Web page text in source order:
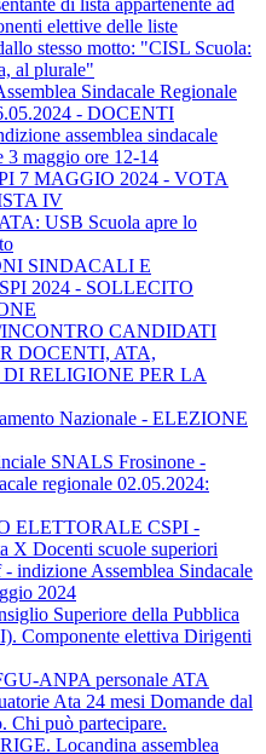
di lista appartenente ad
elettive delle liste
stesso motto: "CISL Scuola:
al plurale"
Sindacale Regionale
- DOCENTI
assemblea sindacale
3 maggio ore 12-14
7 MAGGIO 2024 - VOTA
IV
USB Scuola apre lo
SINDACALI E
2024 - SOLLECITO
CANDIDATI
DOCENTI, ATA,
RELIGIONE PER LA
Nazionale - ELEZIONE
SNALS Frosinone -
regionale 02.05.2024:
ELETTORALE CSPI -
X Docenti scuole superiori
indizione Assemblea Sindacale
2024
Superiore della Pubblica
Componente elettiva Dirigenti
ANPA personale ATA
Ata 24 mesi Domande dal
Chi può partecipare.
Locandina assemblea